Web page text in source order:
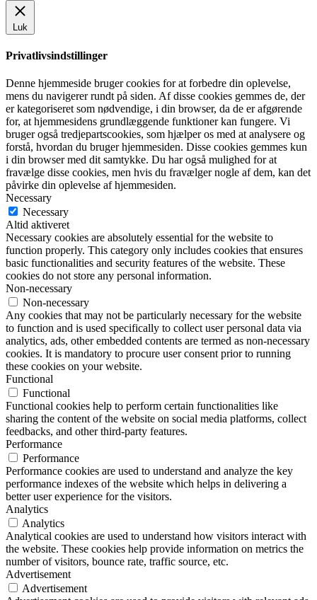
Luk
Privatlivsindstillinger
Denne hjemmeside bruger cookies for at forbedre din oplevelse,
mens du navigerer rundt på siden. Af disse cookies gemmes de, der
er kategoriseret som nødvendige, i din browser, da de er afgørende
for, at hjemmesidens grundlæggende funktioner kan fungere. Vi
bruger også tredjepartscookies, som hjælper os med at analysere og
forstå, hvordan du bruger hjemmesiden. Disse cookies gemmes kun
i din browser med dit samtykke. Du har også mulighed for at
fravælge disse cookies, men hvis du fravælger nogle af dem, kan det
påvirke din oplevelse af hjemmesiden.
Necessary
Necessary
Altid aktiveret
Necessary cookies are absolutely essential for the website to
function properly. This category only includes cookies that ensures
basic functionalities and security features of the website. These
cookies do not store any personal information.
Non-necessary
Non-necessary
Any cookies that may not be particularly necessary for the website
to function and is used specifically to collect user personal data via
analytics, ads, other embedded contents are termed as non-necessary
cookies. It is mandatory to procure user consent prior to running
these cookies on your website.
Functional
Functional
Functional cookies help to perform certain functionalities like
sharing the content of the website on social media platforms, collect
feedbacks, and other third-party features.
Performance
Performance
Performance cookies are used to understand and analyze the key
performance indexes of the website which helps in delivering a
better user experience for the visitors.
Analytics
Analytics
Analytical cookies are used to understand how visitors interact with
the website. These cookies help provide information on metrics the
number of visitors, bounce rate, traffic source, etc.
Advertisement
Advertisement